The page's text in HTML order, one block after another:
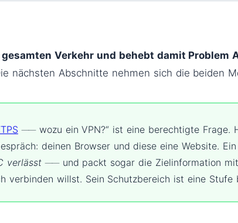
Verkehr und behebt damit Problem
nächsten Abschnitte nehmen sich die beiden
── wozu ein VPN?“ ist eine berechtigte Frage.
deinen Browser und diese eine Website.
verlässt── und packt sogar die Zielinformation
verbinden willst. Sein Schutzbereich ist eine Stufe